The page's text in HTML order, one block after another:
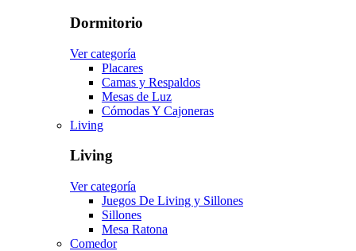
Dormitorio
Ver categoría
Placares
Camas y Respaldos
Mesas de Luz
Cómodas Y Cajoneras
Living
Living
Ver categoría
Juegos De Living y Sillones
Sillones
Mesa Ratona
Comedor